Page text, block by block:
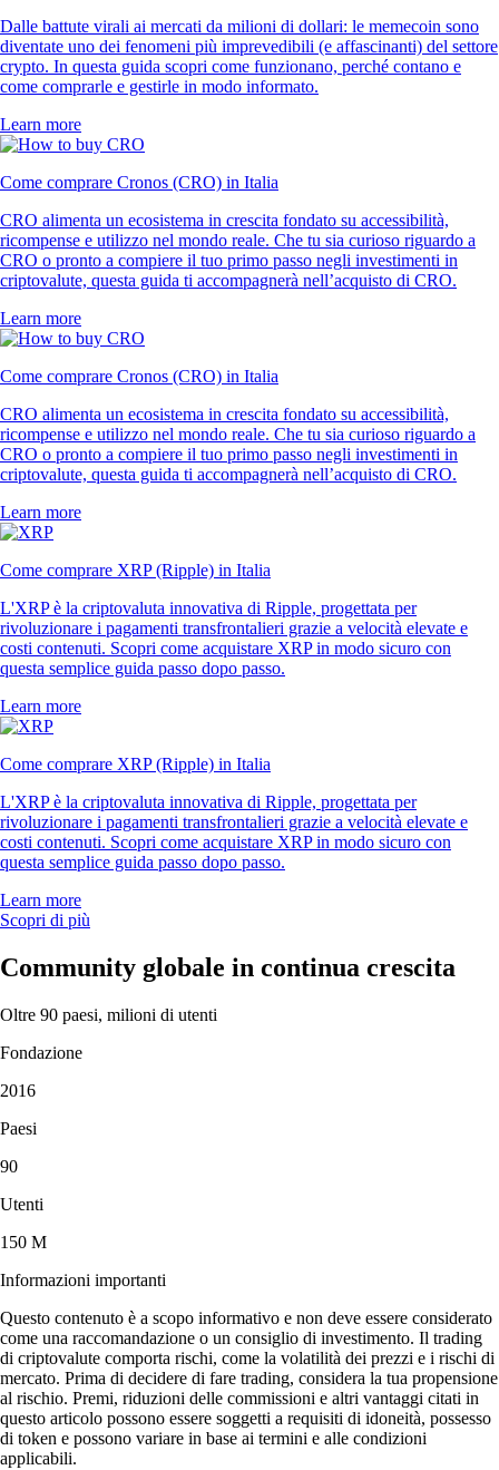
Dalle battute virali ai mercati da milioni di dollari: le memecoin sono
diventate uno dei fenomeni più imprevedibili (e affascinanti) del settore
crypto. In questa guida scopri come funzionano, perché contano e
come comprarle e gestirle in modo informato.
Learn more
Come comprare Cronos (CRO) in Italia
CRO alimenta un ecosistema in crescita fondato su accessibilità,
ricompense e utilizzo nel mondo reale. Che tu sia curioso riguardo a
CRO o pronto a compiere il tuo primo passo negli investimenti in
criptovalute, questa guida ti accompagnerà nell’acquisto di CRO.
Learn more
Come comprare Cronos (CRO) in Italia
CRO alimenta un ecosistema in crescita fondato su accessibilità,
ricompense e utilizzo nel mondo reale. Che tu sia curioso riguardo a
CRO o pronto a compiere il tuo primo passo negli investimenti in
criptovalute, questa guida ti accompagnerà nell’acquisto di CRO.
Learn more
Come comprare XRP (Ripple) in Italia
L'XRP è la criptovaluta innovativa di Ripple, progettata per
rivoluzionare i pagamenti transfrontalieri grazie a velocità elevate e
costi contenuti. Scopri come acquistare XRP in modo sicuro con
questa semplice guida passo dopo passo.
Learn more
Come comprare XRP (Ripple) in Italia
L'XRP è la criptovaluta innovativa di Ripple, progettata per
rivoluzionare i pagamenti transfrontalieri grazie a velocità elevate e
costi contenuti. Scopri come acquistare XRP in modo sicuro con
questa semplice guida passo dopo passo.
Learn more
Scopri di più
Community globale in continua crescita
Oltre 90 paesi, milioni di utenti
Fondazione
2016
Paesi
90
Utenti
150 M
Informazioni importanti
Questo contenuto è a scopo informativo e non deve essere considerato
come una raccomandazione o un consiglio di investimento. Il trading
di criptovalute comporta rischi, come la volatilità dei prezzi e i rischi di
mercato. Prima di decidere di fare trading, considera la tua propensione
al rischio. Premi, riduzioni delle commissioni e altri vantaggi citati in
questo articolo possono essere soggetti a requisiti di idoneità, possesso
di token e possono variare in base ai termini e alle condizioni
applicabili.